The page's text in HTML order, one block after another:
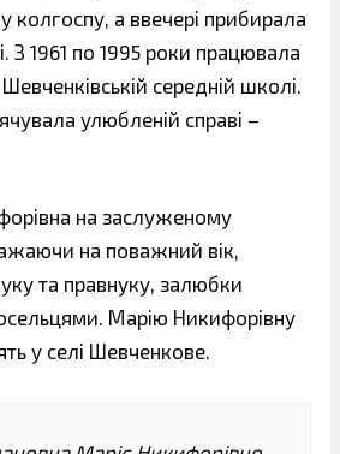
колгоспу, а ввечері прибирала
З 1961 по 1995 роки працювала
середній школі.
улюбленій справі –
на заслуженому
на поважний вік,
та правнуку, залюбки
Марію Никифорівну
у селі Шевченкове.